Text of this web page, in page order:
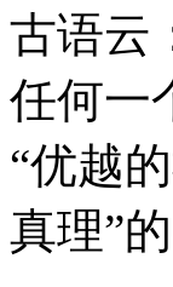
古语云
任何一
“优越
真理”